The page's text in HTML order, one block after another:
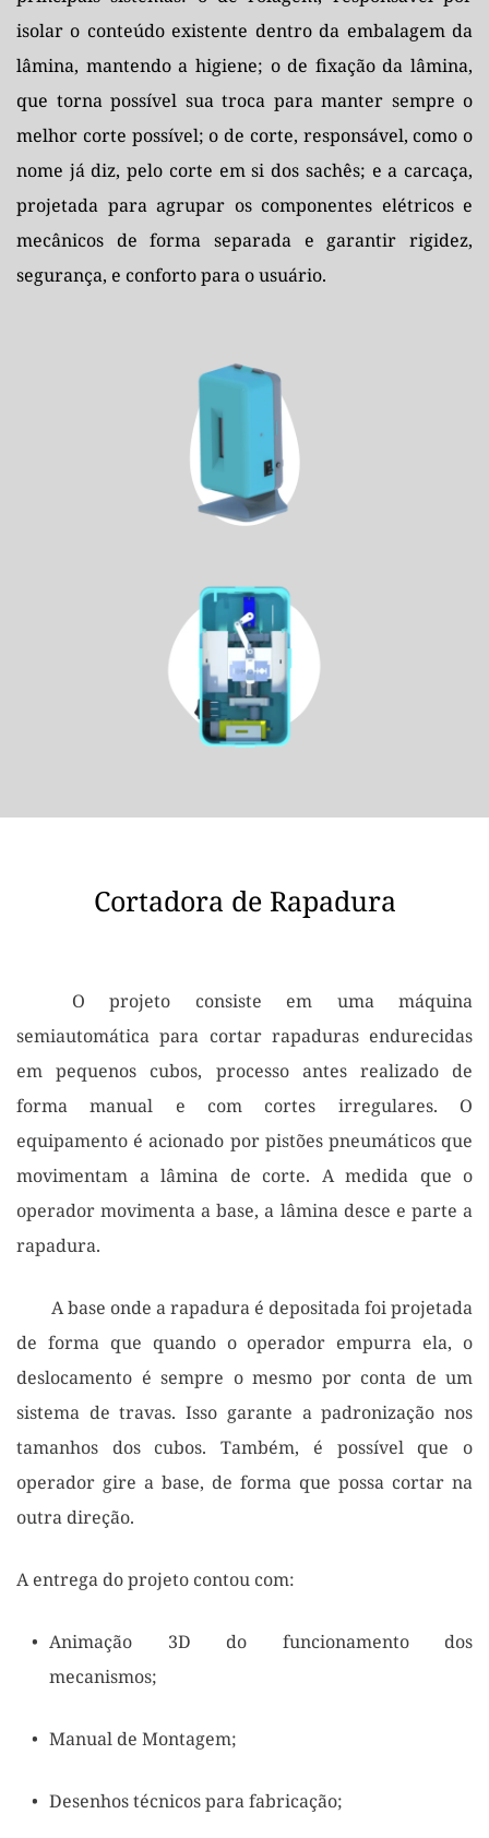
isolar o conteúdo existente dentro da embalagem da
lâmina, mantendo a higiene; o de fixação da lâmina,
que torna possível sua troca para manter sempre o
melhor corte possível; o de corte, responsável, como o
nome já diz, pelo corte em si dos sachês; e a carcaça,
projetada para agrupar os componentes elétricos e
mecânicos de forma separada e garantir rigidez,
segurança, e conforto para o usuário.
Cortadora de Rapadura
semiautomática para cortar rapaduras endurecidas
em pequenos cubos, processo antes realizado de
forma manual e com cortes irregulares. O
equipamento é acionado por pistões pneumáticos que
movimentam a lâmina de corte. A medida que o
operador movimenta a base, a lâmina desce e parte a
rapadura.
de forma que quando o operador empurra ela, o
deslocamento é sempre o mesmo por conta de um
sistema de travas. Isso garante a padronização nos
tamanhos dos cubos. Também, é possível que o
operador gire a base, de forma que possa cortar na
outra direção.
A entrega do projeto contou com:
Animação 3D do funcionamento dos
mecanismos;
Manual de Montagem;
Desenhos técnicos para fabricação;